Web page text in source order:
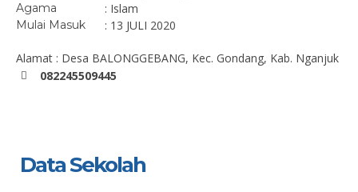
Agama : Islam
Mulai Masuk : 13 JULI 2020
Alamat : Desa BALONGGEBANG, Kec. Gondang, Kab. Nganjuk
082245509445
Data Sekolah